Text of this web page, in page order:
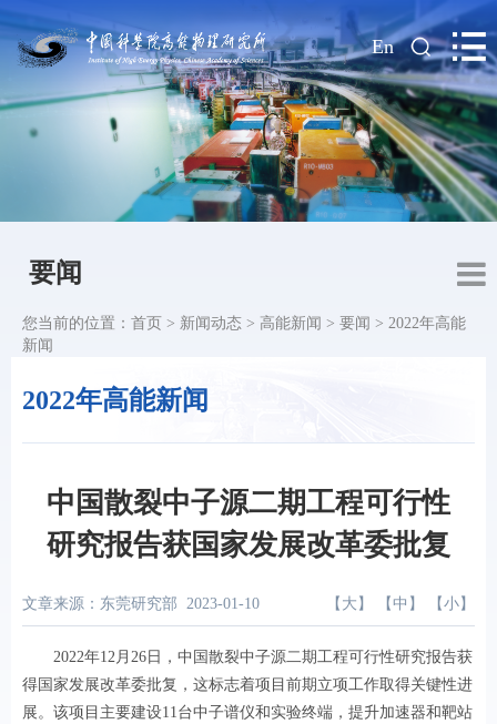
| En
要闻
2022年高能新闻
您当前的位置： 首页 > 新闻动态 > 高能新闻 > 要闻 > 2022年高能
新闻
中国散裂中子源二期工程可行性
研究报告获国家发展改革委批复
文章来源：东莞研究部 2023-01-10 【 大 】 【 中 】 【 小 】
2022年12月26日，中国散裂中子源二期工程可行性研究报告获
得国家发展改革委批复，这标志着项目前期立项工作取得关键性进
展。该项目主要建设11台中子谱仪和实验终端，提升加速器和靶站